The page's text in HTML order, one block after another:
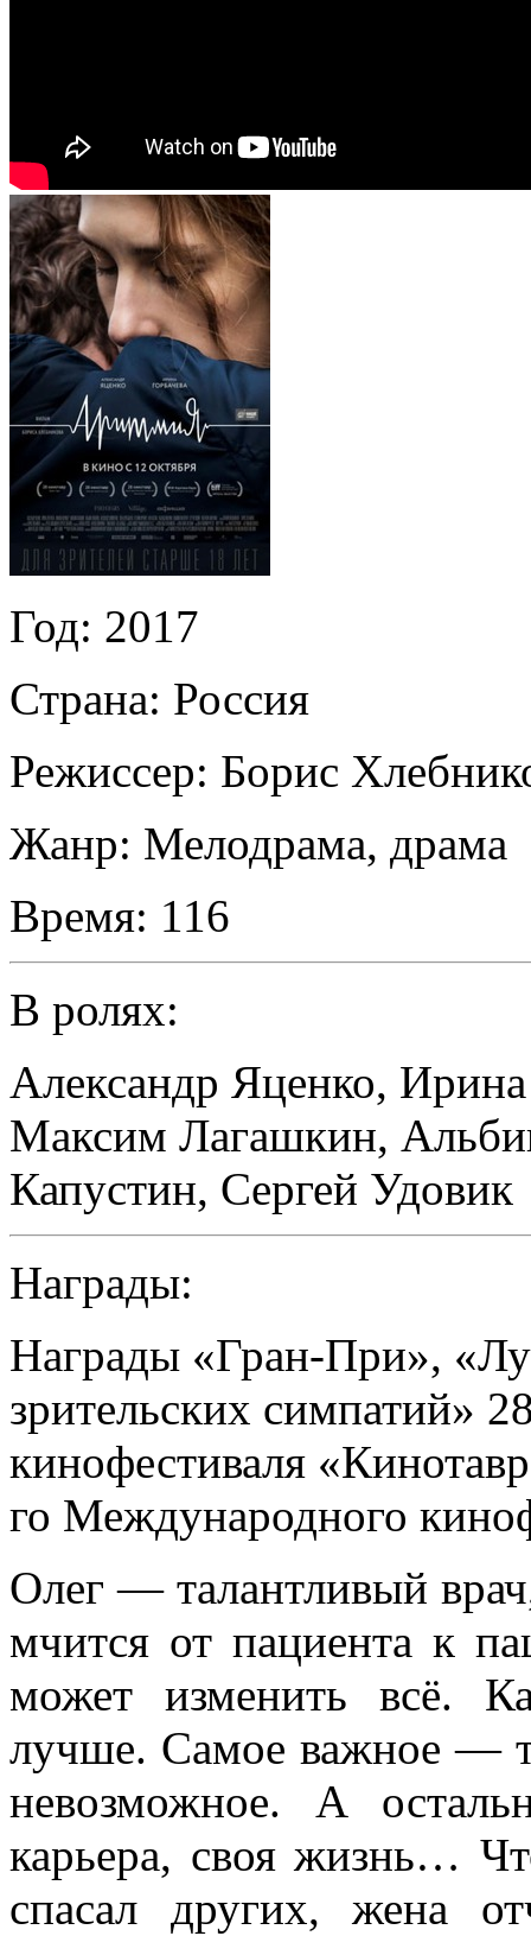
Год: 2017
Страна: Россия
Режиссер: Борис
Жанр: Мелодрама, драма
Время: 116
В ролях:
Александр Яценко, Ирина
Максим Лагашкин,
Капустин, Сергей Удовик
Награды:
Награды «Гран-При»,
зрительских симпатий»
кинофестиваля
го Международного
Олег — талантливый
мчится от пациента к
может изменить всё.
лучше. Самое важное —
невозможное. А
карьера, своя жизнь…
спасал других, жена